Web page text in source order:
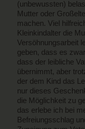
(unbewussten)
Mutter oder
machen. Viel
Kleinkindalter die
Versöhnungsarbeit
geben, dass es
dass der leibliche
übernimmt, aber
der dem Kind das
nur dieses
die Möglichkeit zu
das erlebe ich bei
Befreiungsschlag